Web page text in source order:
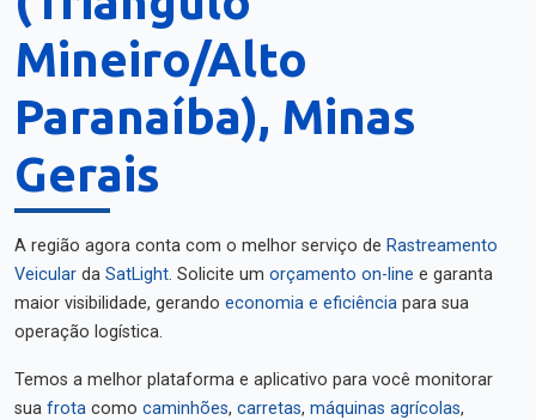
Mineiro/Alto
Paranaíba), Minas
Gerais
A região agora conta com o melhor serviço de Rastreamento
Veicular da SatLight. Solicite um orçamento on-line e garanta
maior visibilidade, gerando economia e eficiência para sua
operação logística.
Temos a melhor plataforma e aplicativo para você monitorar
sua frota como caminhões, carretas, máquinas agrícolas,